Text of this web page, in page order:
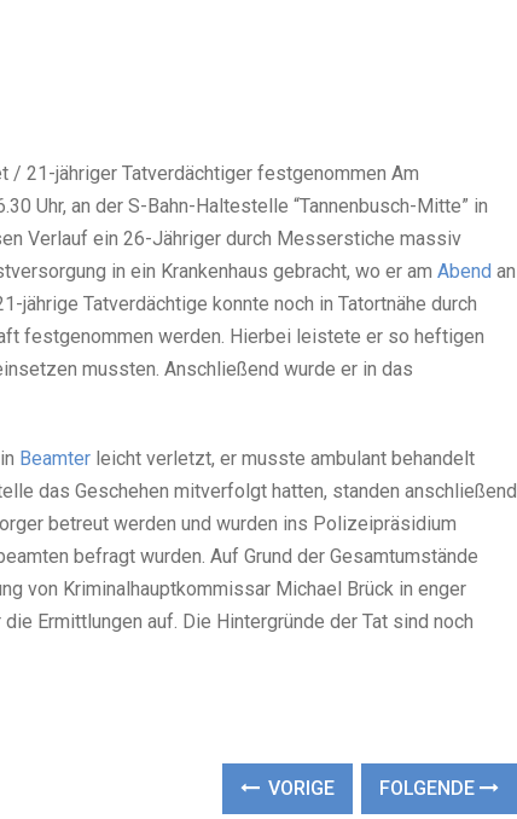
/ 21-jähriger Tatverdächtiger festgenommen Am
Uhr, an der S-Bahn-Haltestelle “Tannenbusch-Mitte” in
Verlauf ein 26-Jähriger durch Messerstiche massiv
in ein Krankenhaus gebracht, wo er am Abend an
jährige Tatverdächtige konnte noch in Tatortnähe durch
festgenommen werden. Hierbei leistete er so heftigen
mussten. Anschließend wurde er in das
Beamter leicht verletzt, er musste ambulant behandelt
das Geschehen mitverfolgt hatten, standen anschließend
betreut werden und wurden ins Polizeipräsidium
befragt wurden. Auf Grund der Gesamtumstände
von Kriminalhauptkommissar Michael Brück in enger
Ermittlungen auf. Die Hintergründe der Tat sind noch
VORIGE FOLGENDE